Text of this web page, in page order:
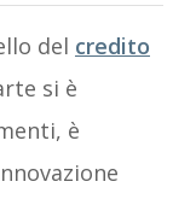
del credito
si è
è